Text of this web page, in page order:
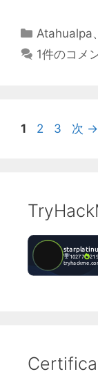
カ
テ
Atahualpa
1件のコメ
ペ
1
ペ
2
ペ
3 次 →